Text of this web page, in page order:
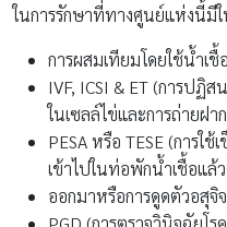
สถานที่ตั้ง
ศูนย์รักษาผู้มีบุตรยาก โรงพยาบ
เลขที่ 9/1 ถนนคอนแวนต์ สีล
เวลาทำการ : วันจันทร์-เสาร์
12.00 น.
โทรศัพท์ : 02 868 2700 ต่อ
รายละเอียดเพิ่มเติม :